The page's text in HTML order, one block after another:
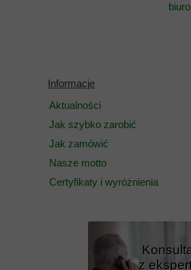
Informacje
Aktualności
Jak szybko zarobić
Jak zamówić
Nasze motto
Certyfikaty i wyróżnienia
z